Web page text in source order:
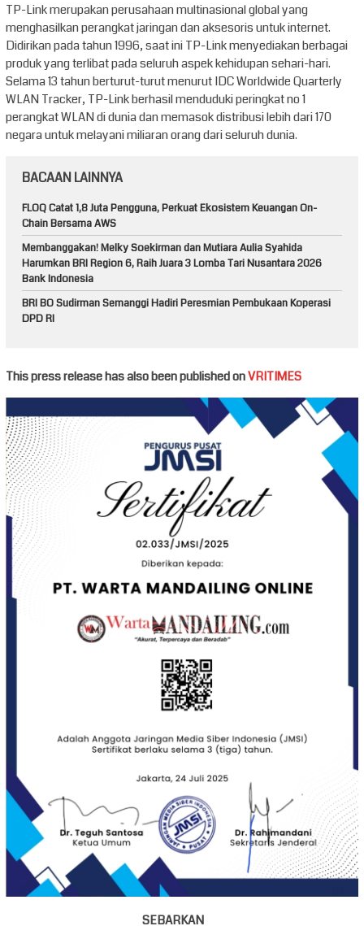
TP-Link merupakan perusahaan multinasional global yang
menghasilkan perangkat jaringan dan aksesoris untuk internet.
Didirikan pada tahun 1996, saat ini TP-Link menyediakan berbagai
produk yang terlibat pada seluruh aspek kehidupan sehari-hari.
Selama 13 tahun berturut-turut menurut IDC Worldwide Quarterly
WLAN Tracker, TP-Link berhasil menduduki peringkat no 1
perangkat WLAN di dunia dan memasok distribusi lebih dari 170
negara untuk melayani miliaran orang dari seluruh dunia.
BACAAN LAINNYA
FLOQ Catat 1,8 Juta Pengguna, Perkuat Ekosistem Keuangan On-
Chain Bersama AWS
Membanggakan! Melky Soekirman dan Mutiara Aulia Syahida
Harumkan BRI Region 6, Raih Juara 3 Lomba Tari Nusantara 2026
Bank Indonesia
BRI BO Sudirman Semanggi Hadiri Peresmian Pembukaan Koperasi
DPD RI
This press release has also been published onVRITIMES
SEBARKAN